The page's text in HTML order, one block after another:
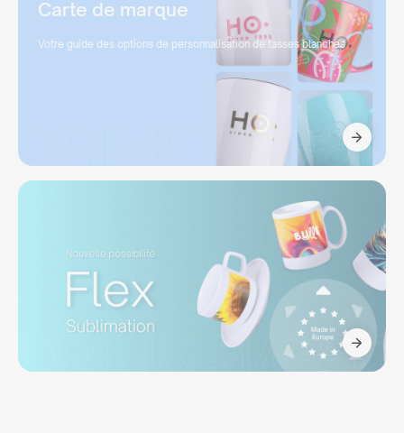
Carte de marque
Votre guide des options de personnalisation de tasses blanches